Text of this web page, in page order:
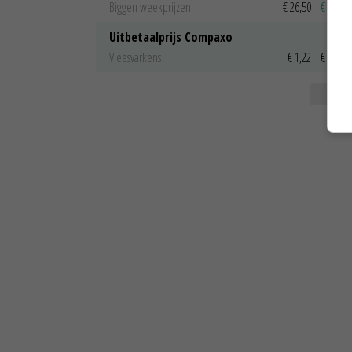
Biggen weekprijzen
€ 26,50 € 0,50
Uitbetaalprijs Compaxo
Vleesvarkens
€ 1,22 € 0,00